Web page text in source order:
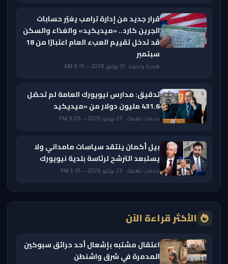
قرار جديد من إدارة ترامب يغيّر حسابات
الجرين كارد.. «ميديكيد» والغذاء والسكن
قد تدخل تقييم العبء العام اعتبارًا من 18
سبتمبر
هجرة ولجوء · 31 يوليو 2026 — 8:19 AM
تدقيق: مدارس نيويورك العامة لم تحصّل
431.6 مليون دولار من «ميديكيد
خدمات تهمك · 23 يوليو 2026 — 9:06 PM
بيل أكمان ينتقد سياسات مامداني ولا
يستبعد الترشح لرئاسة بلدية نيويورك
خدمات تهمك · 23 يوليو 2026 — 5:35 PM
الأكثر قراءة الآن
اعتقال مشتبه بإشعال أحد حرائق سبوكين
المدمرة في شرق واشنطن